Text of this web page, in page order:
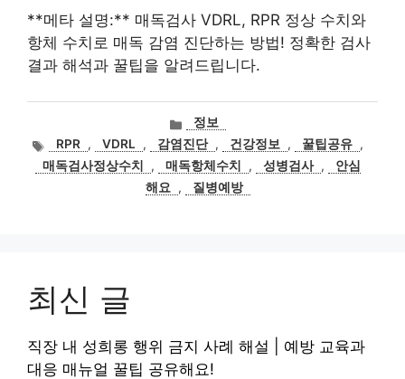
**메타 설명:** 매독검사 VDRL, RPR 정상 수치와
항체 수치로 매독 감염 진단하는 방법! 정확한 검사
결과 해석과 꿀팁을 알려드립니다.
카
테
고
리
정보
태
그
RPR , VDRL , 감염진단 , 건강정보 , 꿀팁공유 ,
매독검사정상수치
, 매독항체수치 , 성병검사 ,
안심
해요
, 질병예방
최신 글
직장 내 성희롱 행위 금지 사례 해설 | 예방 교육과
대응 매뉴얼 꿀팁 공유해요!